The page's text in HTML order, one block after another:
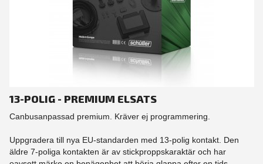
13-POLIG - PREMIUM ELSATS
Canbusanpassad premium. Kräver ej programmering.
Uppgradera till nya EU-standarden med 13-polig kontakt. Den
äldre 7-poliga kontakten är av stickproppskaraktär och har